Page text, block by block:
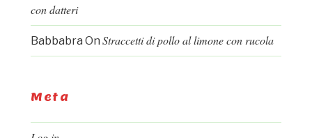
con datteri
Babbabra On Straccetti di pollo al limone con rucola
Meta